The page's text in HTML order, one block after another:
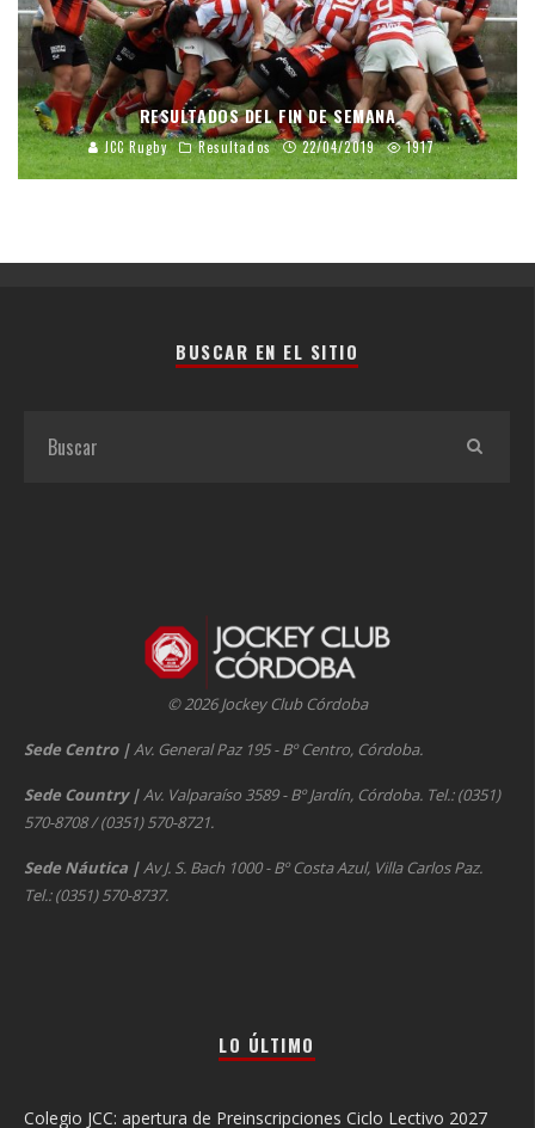
RESULTADOS DEL FIN DE SEMANA
JCC Rugby Resultados 22/04/2019 1917
BUSCAR EN EL SITIO
© 2026 Jockey Club Córdoba
Sede Centro |Av. General Paz 195 - Bº Centro, Córdoba.
Sede Country |Av. Valparaíso 3589 - Bº Jardín, Córdoba. Tel.: (0351)
570-8708 / (0351) 570-8721.
Sede Náutica |Av J. S. Bach 1000 - Bº Costa Azul, Villa Carlos Paz.
Tel.: (0351) 570-8737.
LO ÚLTIMO
Colegio JCC: apertura de Preinscripciones Ciclo Lectivo 2027